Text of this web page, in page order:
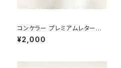
コンケラー プレミアムレターセッ
ト【レイド】
¥2,000